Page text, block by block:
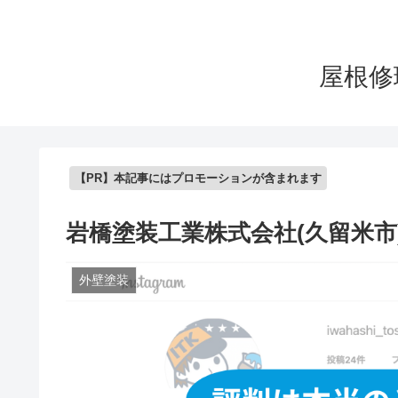
屋根
【PR】本記事にはプロモーションが含まれます
岩橋塗装工業株式会社(久留米
外壁塗装